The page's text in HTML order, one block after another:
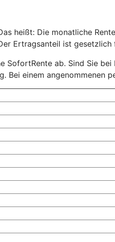
heißt: Die monatliche
Ertragsanteil ist
SofortRente ab. Sind Sie
einem angenommenen